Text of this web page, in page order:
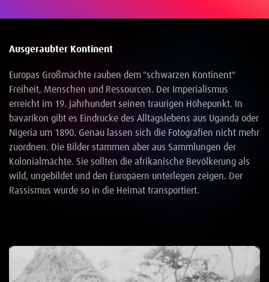
Ausgeraubter Kontinent
Europas Großmächte rauben dem "schwarzen Kontinent"
Freiheit, Menschen und Ressourcen. Der Imperialismus
erreicht im 19. Jahrhundert seinen traurigen Höhepunkt. In
bavarikon gibt es Eindrücke des Alltagslebens aus Uganda oder
Nigeria um 1890. Genau lassen sich die Fotografien nicht mehr
zuordnen. Die Bilder stammen aber aus Sammlungen der
Kolonialmächte. Sie sollten die afrikanische Bevölkerung als
wild, ungebildet und den Europäern unterlegen zeigen. Der
Rassismus wurde so in die Heimat transportiert.